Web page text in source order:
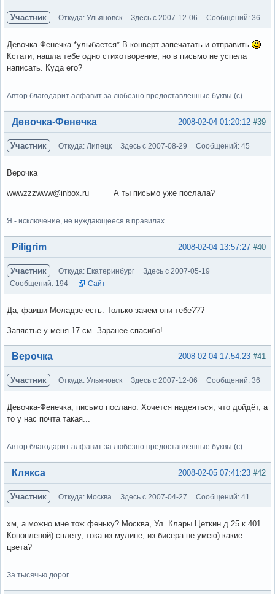
Участник Откуда: Ульяновск Здесь с 2007-12-06 Сообщений: 36
Девочка-Фенечка *улыбается* В конверт запечатать и отправить
Кстати, нашла тебе одно стихотворение, но в письмо не успела
написать. Куда его?
Автор благодарит алфавит за любезно предоставленные буквы (с)
Вне форума #39
2008-02-04 01:20:12
Девочка-Фенечка
Участник Откуда: Липецк Здесь с 2007-08-29 Сообщений: 45
Верочка
wwwzzzwww@inbox.ru А ты письмо уже послала?
Я - исключение, не нуждающееся в правилах...
Вне форума #40
2008-02-04 13:57:27
Piligrim
Участник Откуда: Екатеринбург
Здесь с 2007-05-19
Сообщений: 194
Сайт
Да, фаиши Меладзе есть. Только зачем они тебе???
Запястье у меня 17 см. Заранее спасибо!
Вне форума #41
2008-02-04 17:54:23
Верочка
Участник Откуда: Ульяновск Здесь с 2007-12-06 Сообщений: 36
Девочка-Фенечка, письмо послано. Хочется надеяться, что дойдёт, а
то у нас почта такая...
Автор благодарит алфавит за любезно предоставленные буквы (с)
Вне форума #42
2008-02-05 07:41:23
Клякса
Участник Откуда: Москва Здесь с 2007-04-27 Сообщений: 41
хм, а можно мне тож феньку? Москва, Ул. Клары Цеткин д.25 к 401.
Коноплевой) сплету, тока из мулине, из бисера не умею) какие
цвета?
За тысячью дорог...